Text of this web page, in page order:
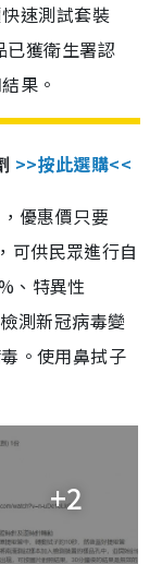
速測試套裝
已獲衛生署認
果。
>>按此選購<<
優惠價只要
可供民眾進行自
、特異性
測新冠病毒變
。使用鼻拭子
+2